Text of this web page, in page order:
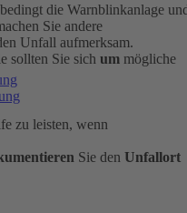
die Warnblinkanlage
Sie andere
Unfall aufmerksam.
sollten Sie sich um mögliche
zu leisten, wenn
Sie den Unfallort